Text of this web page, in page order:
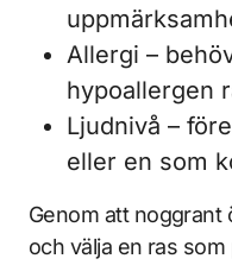
Allergi –
hypoallergen
Ljudnivå –
eller en som
Genom att
och välja en ras